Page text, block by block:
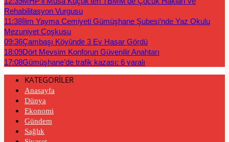
Rehabilitasyon Vurgusu
11:38İlim Yayma Cemiyeti Gümüşhane Şubesi’nde Yaz Okulu
Mezuniyet Coşkusu
09:36Çambaşı Köyünde 3 Ev Hasar Gördü
18:09Dört Mevsim Konforun Güvenilir Anahtarı
17:08Gümüşhane’de trafik kazası: 6 yaralı
KATEGORİLER
Anasayfa
Dünya
Ekonomi
Gündem
Sağlık